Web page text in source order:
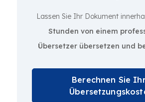
Lassen Sie Ihr Dokument
Stunden von einem
Übersetzer übersetzen und
Berechnen Sie